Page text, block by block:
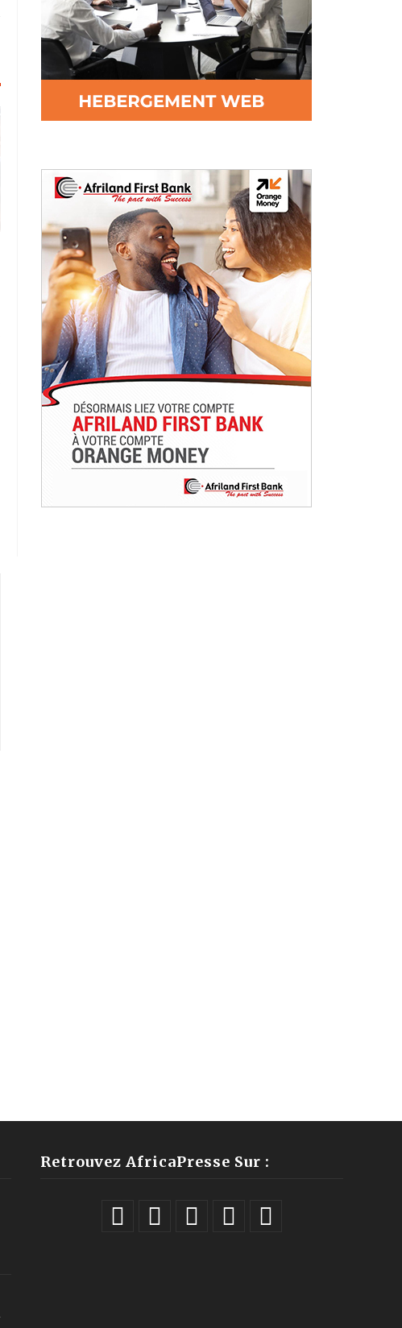
Retrouvez AfricaPresse Sur :